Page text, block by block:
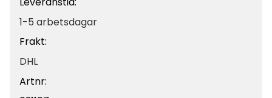
1-5 arbetsdagar
Frakt:
DHL
Artnr: